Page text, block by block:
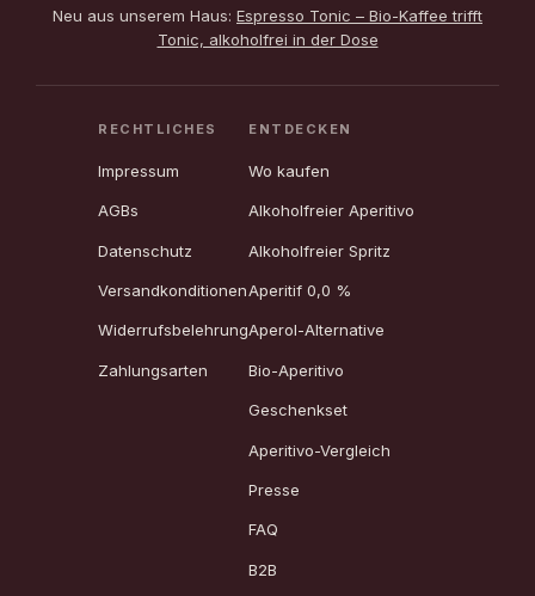
Neu aus unserem Haus: Espresso Tonic – Bio-Kaffee trifft
Tonic, alkoholfrei in der Dose
RECHTLICHES
Impressum
AGBs
Datenschutz
Versandkonditionen
Widerrufsbelehrung
Zahlungsarten
ENTDECKEN
Wo kaufen
Alkoholfreier Aperitivo
Alkoholfreier Spritz
Aperitif 0,0 %
Aperol-Alternative
Bio-Aperitivo
Geschenkset
Aperitivo-Vergleich
Presse
FAQ
B2B